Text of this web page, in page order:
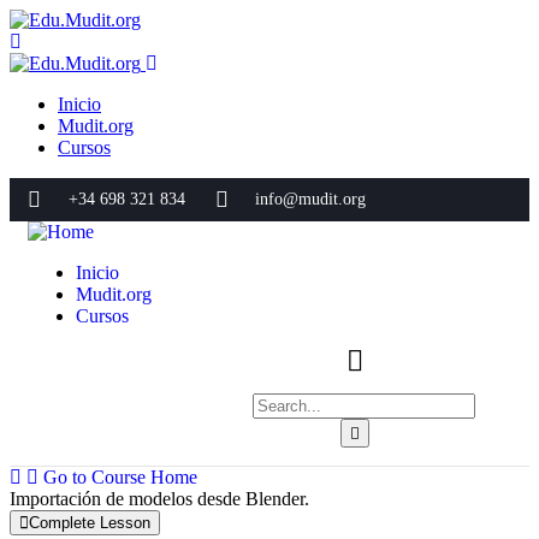
Inicio
Mudit.org
Cursos
+34 698 321 834 info@mudit.org
Inicio
Mudit.org
Cursos
Go to Course Home
Importación de modelos desde Blender.
Complete Lesson